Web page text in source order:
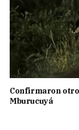
Confirmaron
Mburucuyá